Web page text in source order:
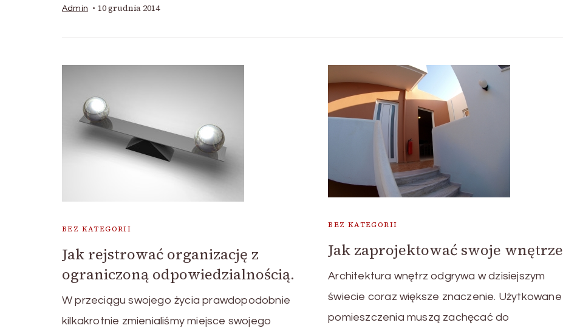
Admin 10 grudnia 2014
BEZ KATEGORII
Jak rejstrować organizację z
ograniczoną odpowiedzialnością.
W przeciągu swojego życia prawdopodobnie
kilkakrotnie zmienialiśmy miejsce swojego
BEZ KATEGORII
Jak zaprojektować swoje wnętrze
Architektura wnętrz odgrywa w dzisiejszym
świecie coraz większe znaczenie. Użytkowane
pomieszczenia muszą zachęcać do